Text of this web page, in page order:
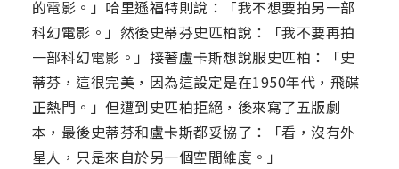
的電影。」哈里遜福特則說：「我不想要拍另一部
科幻電影。」然後史蒂芬史匹柏說：「我不要再拍
一部科幻電影。」接著盧卡斯想說服史匹柏：「史
蒂芬，這很完美，因為這設定是在1950年代，飛碟
正熱門。」但遭到史匹柏拒絕，後來寫了五版劇
本，最後史蒂芬和盧卡斯都妥協了：「看，沒有外
星人，只是來自於另一個空間維度。」